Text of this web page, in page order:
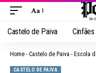
Aa
Castelo de Paiva Cinfães
Home - Castelo de Paiva - Escola de
CASTELO DE PAIVA